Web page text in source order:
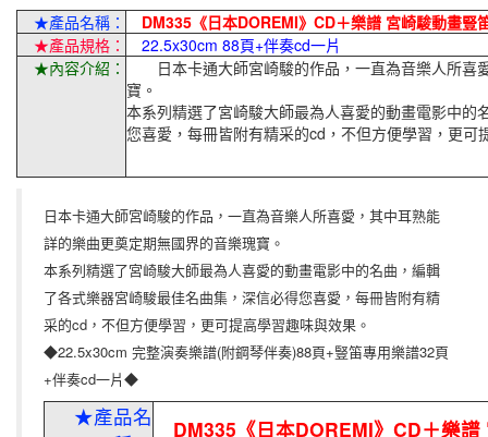
★產品名稱：
DM335《日本DOREMI》CD＋樂譜 宮崎駿動畫豎
★產品規格：
22.5x30cm 88頁+伴奏cd一片
★內容介紹：
日本卡通大師宮崎駿的作品，一直為音樂人所喜
寶。
本系列精選了宮崎駿大師最為人喜愛的動畫電影中
您喜愛，每冊皆附有精采的cd，不但方便學習，更可
日本卡通大師宮崎駿的作品，一直為音樂人所喜愛，其中耳熟能
詳的樂曲更奠定期無國界的音樂瑰寶。
本系列精選了宮崎駿大師最為人喜愛的動畫電影中的名曲，編輯
了各式樂器宮崎駿最佳名曲集，深信必得您喜愛，每冊皆附有精
采的cd，不但方便學習，更可提高學習趣味與效果。
◆22.5x30cm 完整演奏樂譜(附鋼琴伴奏)88頁+豎笛專用樂譜32頁
+伴奏cd一片◆
★產品名
DM335《日本DOREMI》CD＋樂譜